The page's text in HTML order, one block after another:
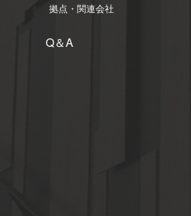
拠点・関連会社
Q＆A